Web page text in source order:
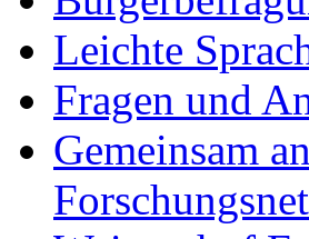
Leichte
Fragen und
Gemeinsam